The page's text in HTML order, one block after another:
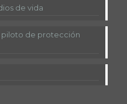
de vida
piloto de protección